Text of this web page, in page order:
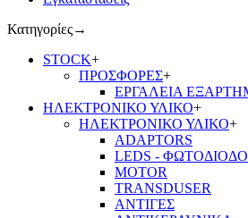
Κατηγορίες→
STOCK+
ΠΡΟΣΦΟΡΕΣ+
ΕΡΓΑΛΕΙΑ
ΗΛΕΚΤΡΟΝΙΚΟ ΥΛΙΚΟ+
ΗΛΕΚΤΡΟΝΙΚΟ ΥΛΙΚΟ+
ADAPTORS
LEDS -
MOTOR
TRANSDUSER
ΑΝΤΙΓΕΣ